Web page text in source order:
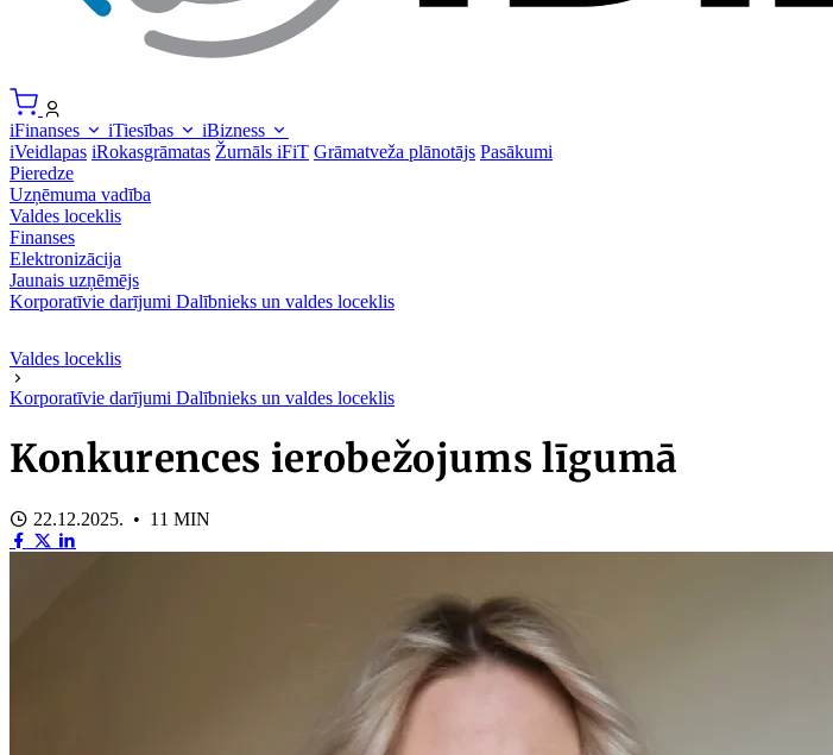
iFinanses iTiesības
iBizness
iVeidlapas iRokasgrāmatas Žurnāls iFiT Grāmatveža plānotājs Pasākumi
Pieredze
Uzņēmuma vadība
Valdes loceklis
Finanses
Elektronizācija
Jaunais uzņēmējs
Korporatīvie darījumi Dalībnieks un valdes loceklis
Valdes loceklis
Korporatīvie darījumi Dalībnieks un valdes loceklis
Konkurences ierobežojums līgumā
22.12.2025. • 11 MIN